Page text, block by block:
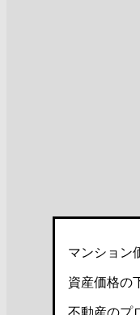
マンション
資産価格の
不動産のプ